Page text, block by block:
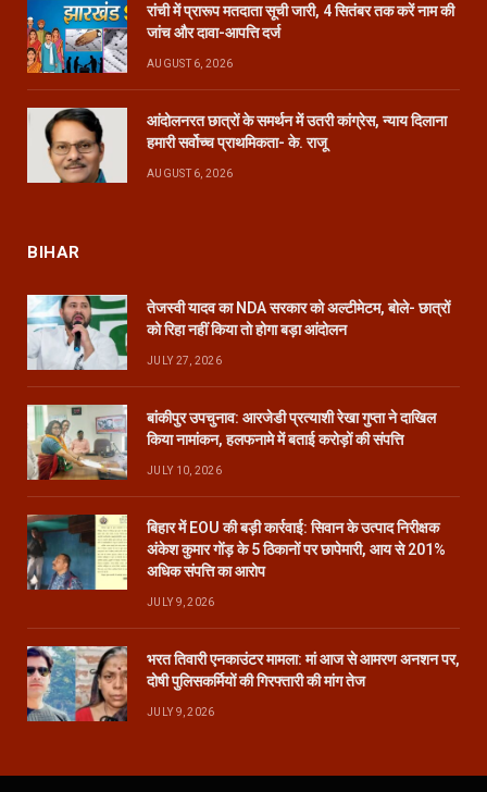
रांची में प्रारूप मतदाता सूची जारी, 4 सितंबर तक करें नाम की
जांच और दावा-आपत्ति दर्ज
AUGUST 6, 2026
आंदोलनरत छात्रों के समर्थन में उतरी कांग्रेस, न्याय दिलाना
हमारी सर्वोच्च प्राथमिकता- के. राजू
AUGUST 6, 2026
BIHAR
तेजस्वी यादव का NDA सरकार को अल्टीमेटम, बोले- छात्रों
को रिहा नहीं किया तो होगा बड़ा आंदोलन
JULY 27, 2026
बांकीपुर उपचुनाव: आरजेडी प्रत्याशी रेखा गुप्ता ने दाखिल
किया नामांकन, हलफनामे में बताई करोड़ों की संपत्ति
JULY 10, 2026
बिहार में EOU की बड़ी कार्रवाई: सिवान के उत्पाद निरीक्षक
अंकेश कुमार गोंड़ के 5 ठिकानों पर छापेमारी, आय से 201%
अधिक संपत्ति का आरोप
JULY 9, 2026
भरत तिवारी एनकाउंटर मामला: मां आज से आमरण अनशन पर,
दोषी पुलिसकर्मियों की गिरफ्तारी की मांग तेज
JULY 9, 2026